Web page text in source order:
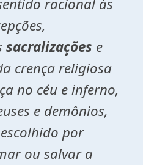
racional às
,
sacralizações e
crença religiosa
no céu e inferno,
e demônios,
por
ou salvar a